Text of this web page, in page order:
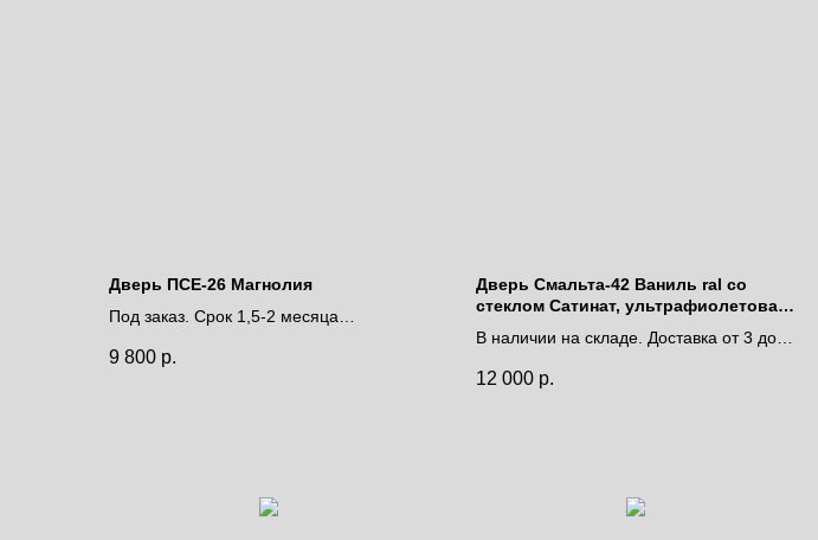
Дверь ПСЕ-26 Магнолия
Под заказ. Срок 1,5-2 месяца
9 800 р.
Дверь Смальта-42 Ваниль ral со
стеклом Сатинат, ультрафиолетовая
печать
В наличии на складе. Доставка от 3 до 9
Цена за полотно
12 000 р.